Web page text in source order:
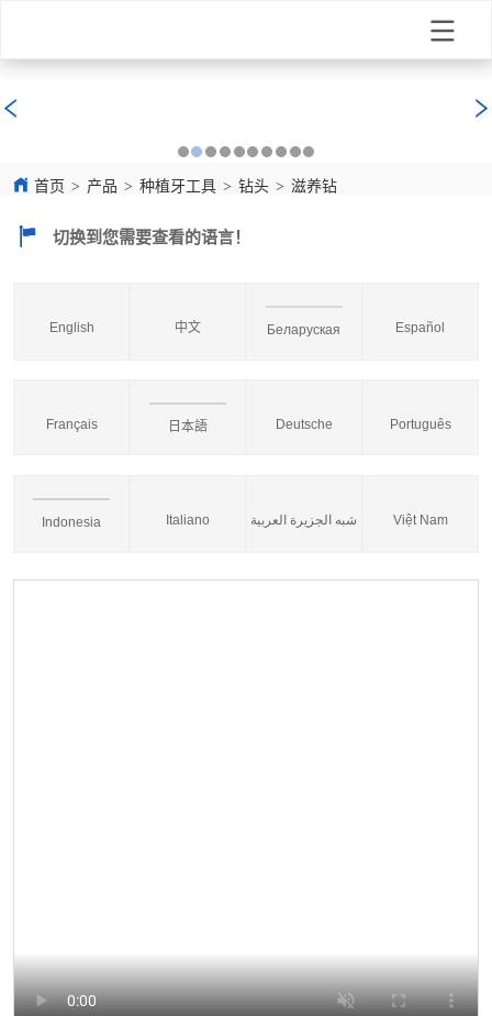
首页 > 产品 > 种植牙工具 > 钻头 > 滋养钻
切换到您需要查看的语言！
English 中文 Беларуская Español
Français 日本語 Deutsche Português
Indonesia Italiano شبه الجزيرة العربية Việt Nam